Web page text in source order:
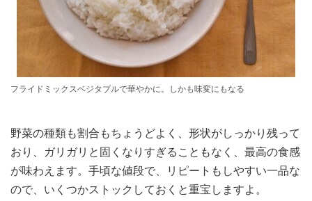
フライドミックスベジタブルで華やかに。しかも味変にもなる
野菜の種類も割合もちょうどよく、形状がしっかり残って
おり、ガリガリと固くなりすぎることもなく、最高の食感
が味わえます。手頃な値段で、リピートもしやすい一品な
ので、いくつかストックしておくと重宝しますよ。